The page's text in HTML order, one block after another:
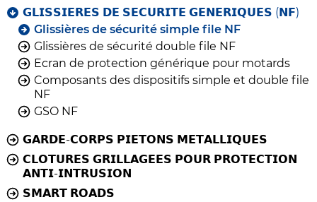
𝗚𝗟𝗜𝗦𝗦𝗜𝗘𝗥𝗘𝗦 𝗗𝗘 𝗦𝗘𝗖𝗨𝗥𝗜𝗧𝗘 𝗚𝗘𝗡𝗘𝗥𝗜𝗤𝗨𝗘𝗦 (𝗡𝗙)
Glissières de sécurité simple file NF
Glissières de sécurité double file NF
Ecran de protection générique pour motards
Composants des dispositifs simple et double file
NF
GSO NF
𝗚𝗔𝗥𝗗𝗘-𝗖𝗢𝗥𝗣𝗦 𝗣𝗜𝗘𝗧𝗢𝗡𝗦 𝗠𝗘𝗧𝗔𝗟𝗟𝗜𝗤𝗨𝗘𝗦
𝗖𝗟𝗢𝗧𝗨𝗥𝗘𝗦 𝗚𝗥𝗜𝗟𝗟𝗔𝗚𝗘𝗘𝗦 𝗣𝗢𝗨𝗥 𝗣𝗥𝗢𝗧𝗘𝗖𝗧𝗜𝗢𝗡
𝗔𝗡𝗧𝗜-𝗜𝗡𝗧𝗥𝗨𝗦𝗜𝗢𝗡
𝗦𝗠𝗔𝗥𝗧 𝗥𝗢𝗔𝗗𝗦